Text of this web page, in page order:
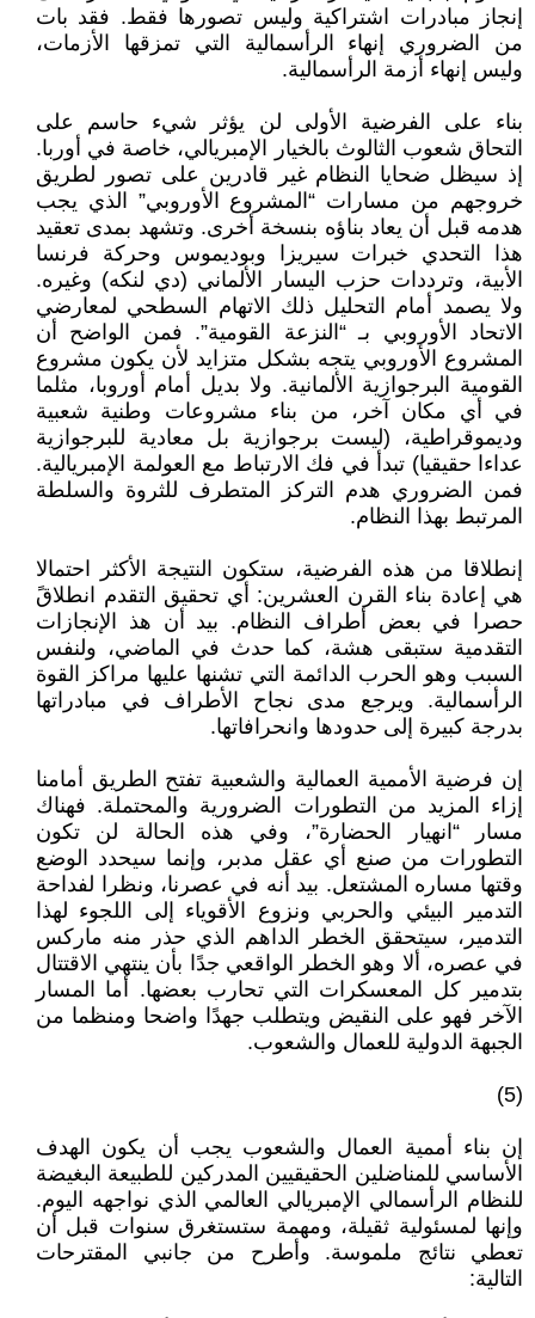
إنجاز مبادرات اشتراكية وليس تصورها فقط. فقد بات
من الضروري إنهاء الرأسمالية التي تمزقها الأزمات،
وليس إنهاء أزمة الرأسمالية.
بناء على الفرضية الأولى لن يؤثر شيء حاسم على
التحاق شعوب الثالوث بالخيار الإمبريالي، خاصة في أوربا.
إذ سيظل ضحايا النظام غير قادرين على تصور لطريق
خروجهم من مسارات “المشروع الأوروبي” الذي يجب
هدمه قبل أن يعاد بناؤه بنسخة أخرى. وتشهد بمدى تعقيد
هذا التحدي خبرات سيريزا وبوديموس وحركة فرنسا
الأبية، وترددات حزب اليسار الألماني (دي لنكه) وغيره.
ولا يصمد أمام التحليل ذلك الاتهام السطحي لمعارضي
الاتحاد الأوروبي بـ “النزعة القومية”. فمن الواضح أن
المشروع الأوروبي يتجه بشكل متزايد لأن يكون مشروع
القومية البرجوازية الألمانية. ولا بديل أمام أوروبا، مثلما
في أي مكان آخر، من بناء مشروعات وطنية شعبية
وديموقراطية، (ليست برجوازية بل معادية للبرجوازية
عداءا حقيقيا) تبدأ في فك الارتباط مع العولمة الإمبريالية.
فمن الضروري هدم التركز المتطرف للثروة والسلطة
المرتبط بهذا النظام.
إنطلاقا من هذه الفرضية، ستكون النتيجة الأكثر احتمالا
هي إعادة بناء القرن العشرين: أي تحقيق التقدم انطلاقً
حصرا في بعض أطراف النظام. بيد أن هذ الإنجازات
التقدمية ستبقى هشة، كما حدث في الماضي، ولنفس
السبب وهو الحرب الدائمة التي تشنها عليها مراكز القوة
الرأسمالية. ويرجع مدى نجاح الأطراف في مبادراتها
بدرجة كبيرة إلى حدودها وانحرافاتها.
إن فرضية الأممية العمالية والشعبية تفتح الطريق أمامنا
إزاء المزيد من التطورات الضرورية والمحتملة. فهناك
مسار “انهيار الحضارة”، وفي هذه الحالة لن تكون
التطورات من صنع أي عقل مدبر، وإنما سيحدد الوضع
وقتها مساره المشتعل. بيد أنه في عصرنا، ونظرا لفداحة
التدمير البيئي والحربي ونزوع الأقوياء إلى اللجوء لهذا
التدمير، سيتحقق الخطر الداهم الذي حذر منه ماركس
في عصره، ألا وهو الخطر الواقعي جدًا بأن ينتهي الاقتتال
بتدمير كل المعسكرات التي تحارب بعضها. أما المسار
الآخر فهو على النقيض ويتطلب جهدًا واضحا ومنظما من
الجبهة الدولية للعمال والشعوب.
(5)
إن بناء أممية العمال والشعوب يجب أن يكون الهدف
الأساسي للمناضلين الحقيقيين المدركين للطبيعة البغيضة
للنظام الرأسمالي الإمبريالي العالمي الذي نواجهه اليوم.
وإنها لمسئولية ثقيلة، ومهمة ستستغرق سنوات قبل أن
تعطي نتائج ملموسة. وأطرح من جانبي المقترحات
التالية: